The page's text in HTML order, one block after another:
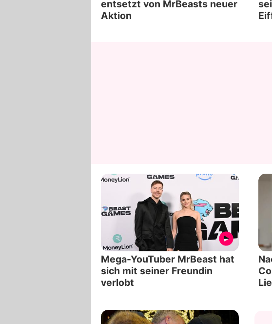
entsetzt von MrBeasts neuer
Aktion
Mega-YouTuber MrBeast hat
sich mit seiner Freundin
verlobt